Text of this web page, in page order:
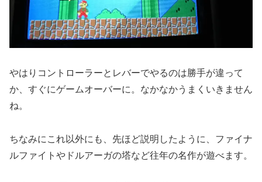
やはりコントローラーとレバーでやるのは勝手が違って
か、すぐにゲームオーバーに。なかなかうまくいきません
ね。
ちなみにこれ以外にも、先ほど説明したように、ファイナ
ルファイトやドルアーガの塔など往年の名作が遊べます。